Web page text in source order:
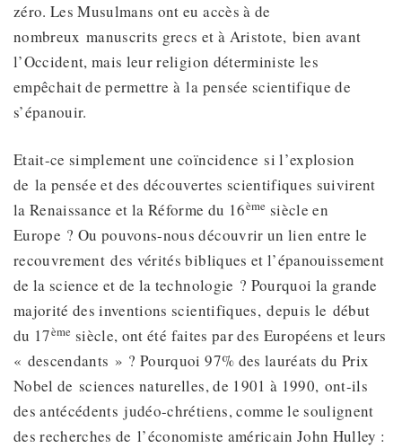
zéro. Les Musulmans ont eu accès à de
nombreux manuscrits grecs et à Aristote, bien avant
l’Occident, mais leur religion déterministe les
empêchait de permettre à la pensée scientifique de
s’épanouir.
Etait-ce simplement une coïncidence si l’explosion
de la pensée et des découvertes scientifiques suivirent
la Renaissance et la Réforme du 16ème siècle en
Europe ? Ou pouvons-nous découvrir un lien entre le
recouvrement des vérités bibliques et l’épanouissement
de la science et de la technologie ? Pourquoi la grande
majorité des inventions scientifiques, depuis le début
du 17ème siècle, ont été faites par des Européens et leurs
« descendants » ? Pourquoi 97% des lauréats du Prix
Nobel de sciences naturelles, de 1901 à 1990, ont-ils
des antécédents judéo-chrétiens, comme le soulignent
des recherches de l’économiste américain John Hulley :